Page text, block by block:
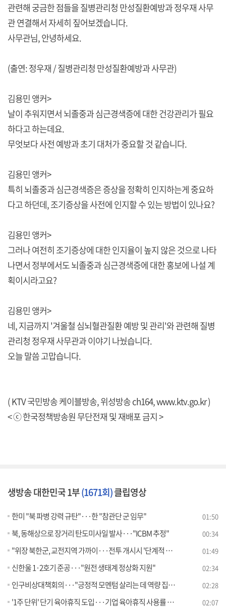
관련해 궁금한 점들을 질병관리청 만성질환예방과 정우재 사무
관 연결해서 자세히 짚어보겠습니다.
사무관님, 안녕하세요.
(출연: 정우재 / 질병관리청 만성질환예방과 사무관)
김용민 앵커>
날이 추워지면서 뇌졸중과 심근경색증에 대한 건강관리가 필요
하다고 하는데요.
무엇보다 사전 예방과 초기 대처가 중요할 것 같습니다.
김용민 앵커>
특히 뇌졸중과 심근경색증은 증상을 정확히 인지하는게 중요하
다고 하던데, 조기증상을 사전에 인지할 수 있는 방법이 있나요?
김용민 앵커>
그러나 여전히 조기증상에 대한 인지율이 높지 않은 것으로 나타
나면서 정부에서도 뇌졸중과 심근경색증에 대한 홍보에 나설 계
획이시라고요?
김용민 앵커>
네, 지금까지 '겨울철 심뇌혈관질환 예방 및 관리'와 관련해 질병
관리청 정우재 사무관과 이야기 나눴습니다.
오늘 말씀 고맙습니다.
( KTV 국민방송 케이블방송, 위성방송 ch164,www.ktv.go.kr)
< ⓒ 한국정책방송원 무단전재 및 재배포 금지 >
생방송 대한민국 1부(1671회)클립영상
한미 "북 파병 강력 규탄"···한 "참관단 군 임무" 01:50
북, 동해상으로 장거리 탄도미사일 발사···"ICBM 추정" 00:34
"위장 북한군, 교전지역 가까이···전투 개시시 '단계적 조치'" 01:49
신한울 1·2호기 준공···"원전 생태계 정상화 지원" 02:34
인구비상대책회의···"긍정적 모멘텀 살리는 데 역량 집중" 02:28
'1주 단위' 단기 육아휴직 도입···기업 육아휴직 사용률 공개 02:07